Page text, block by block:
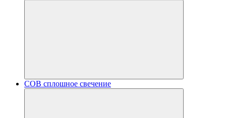
COB сплошное свечение